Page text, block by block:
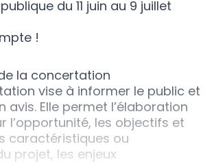
du 11 juin au 9 juillet
!
la concertation
vise à informer le public et
avis. Elle permet l’élaboration
l’opportunité, les objectifs et
caractéristiques ou
projet, les enjeux